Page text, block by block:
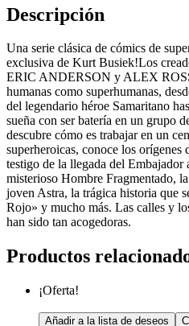
Descripción
Una serie clásica de cómics de
exclusiva de Kurt Busiek!Los
ERIC ANDERSON y ALEX
humanas como superhumanas,
del legendario héroe Samaritano
sueña con ser batería en un grupo
descubre cómo es trabajar en un
superheroicas, conoce los
testigo de la llegada del Embajador
misterioso Hombre Fragmentado,
joven Astra, la trágica historia que
Rojo» y mucho más. Las calles y
han sido tan acogedoras.
Productos
¡Oferta!
Añadir a la lista de deseos